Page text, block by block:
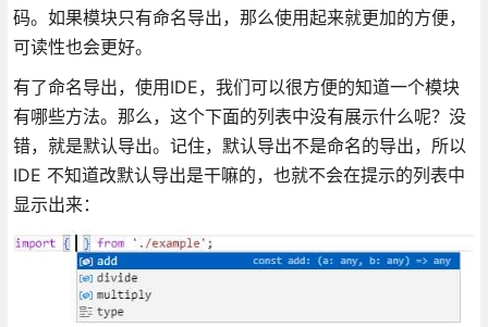
码。如果模块只有命名导出，那么使用起来就更加的方便，
可读性也会更好。
有了命名导出，使用IDE，我们可以很方便的知道一个模块
有哪些方法。那么，这个下面的列表中没有展示什么呢？没
错，就是默认导出。记住，默认导出不是命名的导出，所以
IDE 不知道改默认导出是干嘛的，也就不会在提示的列表中
显示出来：